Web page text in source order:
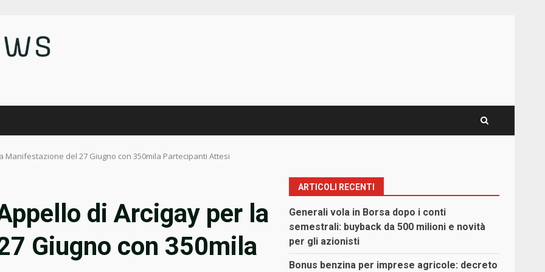
Manifestazione del 27 Giugno con 350mila Partecipanti Attesi
di Arcigay per la
Giugno con 350mila
ARTICOLI RECENTI
Generali vola in Borsa dopo i conti
semestrali: buyback da 500 milioni e novità
per gli azionisti
Bonus benzina per imprese agricole: decreto